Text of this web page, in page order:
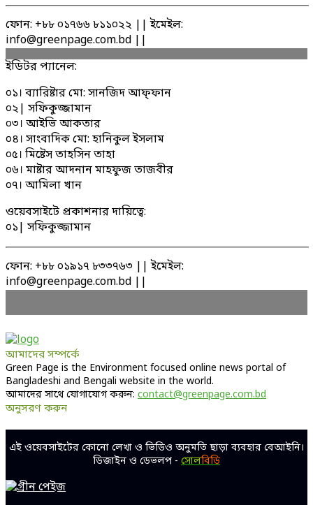
ফোন: +৮৮ ০১৭৬৬ ৮১১০২২ || ইমেইল:
info@greenpage.com.bd ||
ইডিটর প্যানেল:
০১। ব্যারিষ্টার মো: সানজিদ আফ্ফান
০২| সফিকুজ্জামান
০৩। আইভি আকতার
০৪। সাংবাদিক মো: হানিকুল ইসলাম
০৫। মিষ্টেস তাহসিন তাহা
০৬। মাষ্টার আদনান মাহফুজ তাজবীর
০৭। আমিলা খান
ওয়েবসাইটে প্রকাশনার দায়িত্বে:
০১| সফিকুজ্জামান
ফোন: +৮৮ ০১৯১৭ ৮৩৩৭৬৩ || ইমেইল:
info@greenpage.com.bd ||
আমাদের সম্পর্কে
Green Page is the Environment focused online news portal of
Bangladeshi and Bengali website in the world.
আমাদের সাথে যোগাযোগ করুন: contact@greenpage.com.bd
অনুসরণ করুন
এই ওয়েবসাইটের কোনো লেখা ও ভিডিও অনুমতি ছাড়া ব্যবহার বেআইনি।
ডিজাইন ও ডেভলপ - সোলবিডি